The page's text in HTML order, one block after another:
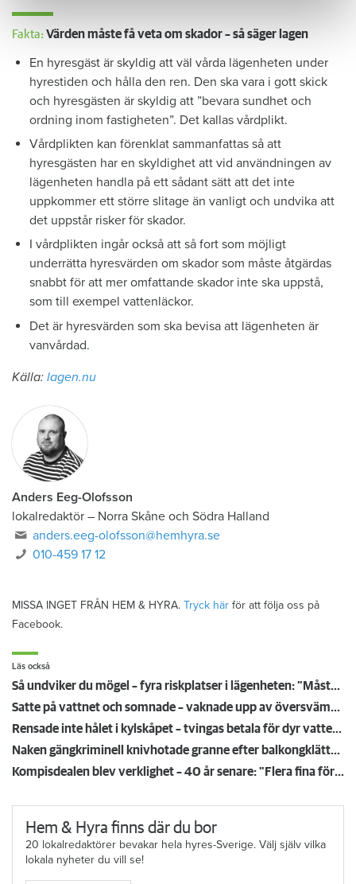
Fakta: Värden måste få veta om skador – så säger lagen
En hyresgäst är skyldig att väl vårda lägenheten under
hyrestiden och hålla den ren. Den ska vara i gott skick
och hyresgästen är skyldig att ”bevara sundhet och
ordning inom fastigheten”. Det kallas vårdplikt.
Vårdplikten kan förenklat sammanfattas så att
hyresgästen har en skyldighet att vid användningen av
lägenheten handla på ett sådant sätt att det inte
uppkommer ett större slitage än vanligt och undvika att
det uppstår risker för skador.
I vårdplikten ingår också att så fort som möjligt
underrätta hyresvärden om skador som måste åtgärdas
snabbt för att mer omfattande skador inte ska uppstå,
som till exempel vattenläckor.
Det är hyresvärden som ska bevisa att lägenheten är
vanvårdad.
Källa: lagen.nu
Anders Eeg-Olofsson
lokalredaktör – Norra Skåne och Södra Halland
anders.eeg-olofsson@hemhyra.se
010-459 17 12
MISSA INGET FRÅN HEM & HYRA. Tryck här för att följa oss på
Facebook.
Läs också
Så undviker du mögel – fyra riskplatser i lägenheten: ”Måste städa bort”
Satte på vattnet och somnade – vaknade upp av översvämning hos grannen
Rensade inte hålet i kylskåpet – tvingas betala för dyr vattenskada
Naken gängkriminell knivhotade granne efter balkongklättring
Kompisdealen blev verklighet – 40 år senare: "Flera fina fördelar med att dela bostad"
Hem & Hyra finns där du bor
20 lokalredaktörer bevakar hela hyres-Sverige. Välj själv vilka
lokala nyheter du vill se!